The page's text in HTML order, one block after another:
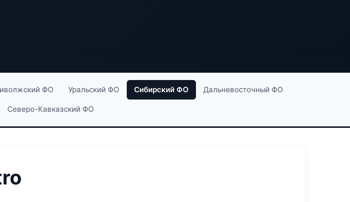
ФО Уральский ФО Сибирский ФО Дальневосточный ФО
Северо-Кавказский ФО